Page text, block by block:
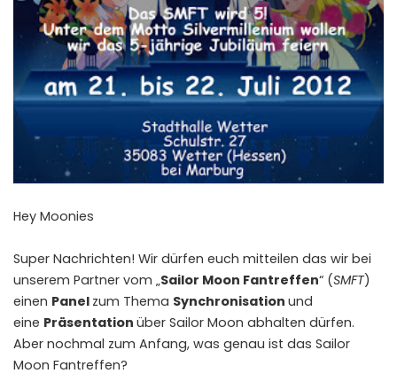
Hey Moonies
Super Nachrichten! Wir dürfen euch mitteilen das wir bei
unserem Partner vom „Sailor Moon Fantreffen“ (SMFT)
einen Panel zum Thema Synchronisation und
eine Präsentation über Sailor Moon abhalten dürfen.
Aber nochmal zum Anfang, was genau ist das Sailor
Moon Fantreffen?